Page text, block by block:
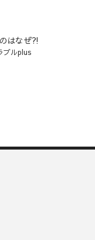
はなぜ⁈
ブルplus